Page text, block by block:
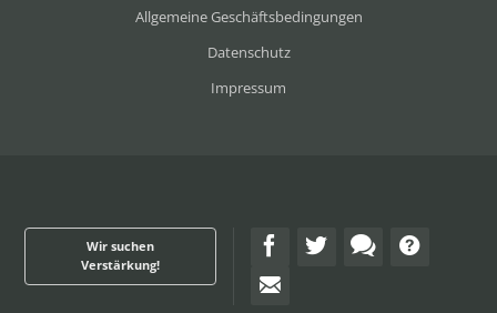
Allgemeine Geschäftsbedingungen
Datenschutz
Impressum
Wir suchen
Verstärkung!